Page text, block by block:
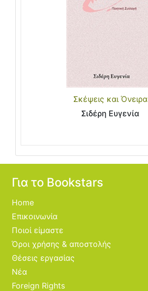
Σκέψεις και Όνειρα
Σιδέρη Ευγενία
Για το Bookstars
Home
Επικοινωνία
Ποιοί είμαστε
Όροι χρήσης & αποστολής
Θέσεις εργασίας
Νέα
Foreign Rights